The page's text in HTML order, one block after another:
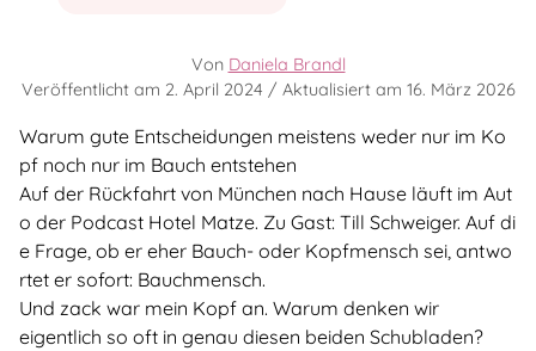
Von Daniela Brandl
Veröffentlicht am 2. April 2024 / Aktualisiert am 16. März 2026
Warum gute Entscheidungen meistens weder nur im Ko
pf noch nur im Bauch entstehen
Auf der Rückfahrt von München nach Hause läuft im Aut
o der Podcast Hotel Matze. Zu Gast: Till Schweiger. Auf di
e Frage, ob er eher Bauch- oder Kopfmensch sei, antwo
rtet er sofort: Bauchmensch.
Und zack war mein Kopf an. Warum denken wir
eigentlich so oft in genau diesen beiden Schubladen?